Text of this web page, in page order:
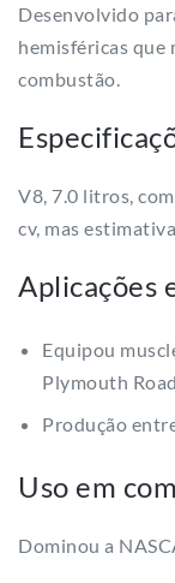
Desenvolvido
hemisféricas que
combustão.
V8, 7.0 litros,
cv, mas
Aplicações
Equipou
Plymouth
Produção
Uso em
Dominou a